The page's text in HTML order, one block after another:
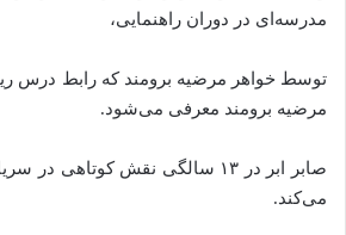
مدرسه‌ای در دوران راهنمایی،
توسط خواهر مرضیه برومند که رابط درس
مرضیه برومند معرفی می‌شود.
صابر ابر در ۱۳ سالگی نقش کوتاهی
می‌کند.